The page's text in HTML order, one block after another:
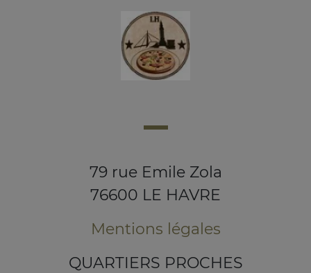
79 rue Emile Zola
76600 LE HAVRE
Mentions légales
QUARTIERS PROCHES